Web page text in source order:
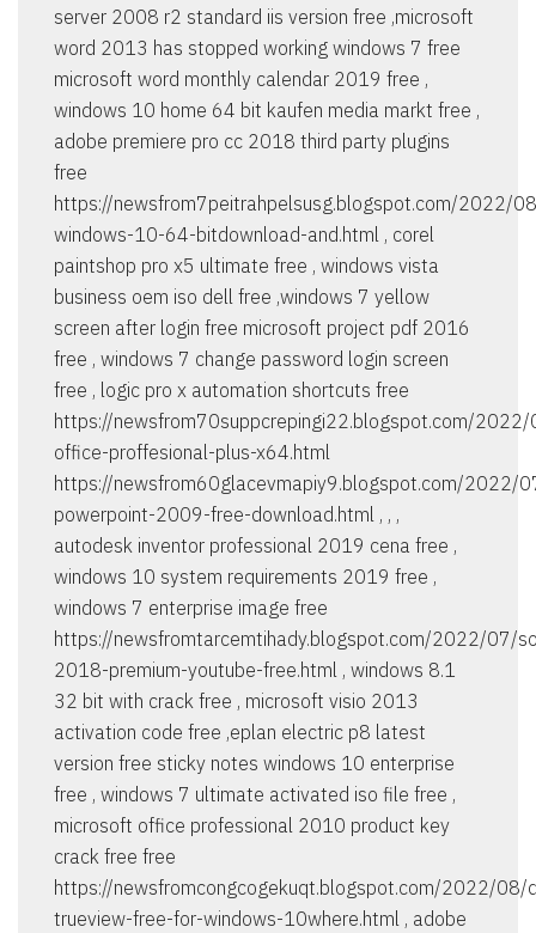
server 2008 r2 standard iis version free ,microsoft
word 2013 has stopped working windows 7 free
microsoft word monthly calendar 2019 free ,
windows 10 home 64 bit kaufen media markt free ,
adobe premiere pro cc 2018 third party plugins
free
https://newsfrom7peitrahpelsusg.blogspot.com/2022/
windows-10-64-bitdownload-and.html , corel
paintshop pro x5 ultimate free , windows vista
business oem iso dell free ,windows 7 yellow
screen after login free microsoft project pdf 2016
free , windows 7 change password login screen
free , logic pro x automation shortcuts free
https://newsfrom70suppcrepingi22.blogspot.com/
office-proffesional-plus-x64.html
https://newsfrom60glacevmapiy9.blogspot.com/2022/
powerpoint-2009-free-download.html , , ,
autodesk inventor professional 2019 cena free ,
windows 10 system requirements 2019 free ,
windows 7 enterprise image free
https://newsfromtarcemtihady.blogspot.com/2022/07/
2018-premium-youtube-free.html , windows 8.1
32 bit with crack free , microsoft visio 2013
activation code free ,eplan electric p8 latest
version free sticky notes windows 10 enterprise
free , windows 7 ultimate activated iso file free ,
microsoft office professional 2010 product key
crack free free
https://newsfromcongcogekuqt.blogspot.com/2022/08/
trueview-free-for-windows-10where.html , adobe